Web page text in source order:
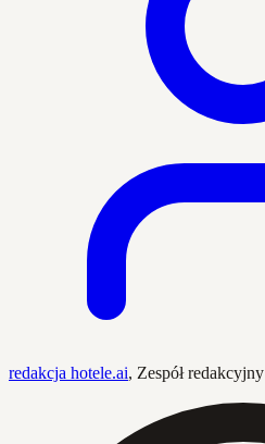
redakcja hotele.ai, Zespół redakcyjny